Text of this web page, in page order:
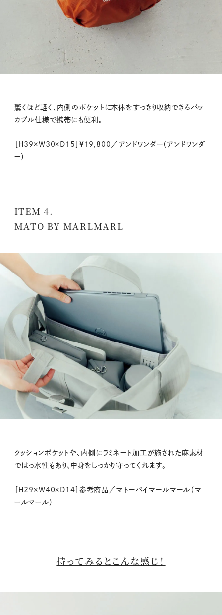
驚くほど軽く、内側のポケットに本体をすっきり収納できるパッ
カブル仕様で携帯にも便利。
［H39×W30×D15］¥19,800／アンドワンダー（アンドワンダ
ー）
ITEM 4.
MATO BY MARLMARL
クッションポケットや、内側にラミネート加工が施された麻素材
ではっ水性もあり、中身をしっかり守ってくれます。
［H29×W40×D14］参考商品／マトーバイマールマール（マ
ールマール）
持ってみるとこんな感じ！